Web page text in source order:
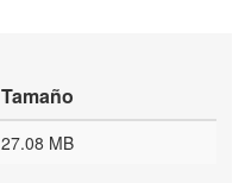
Tamaño
27.08 MB